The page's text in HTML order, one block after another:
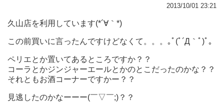
2013/10/01 23:21
久山店を利用しています(*´∀｀*)
この前買いに言ったんですけどなくて。。。｡ﾟ(ﾟ´Д｀ﾟ)ﾟ｡
ペリエとか置いてあるところですか？？
コーラとかジンジャーエールとかのとこだったのかな？？
それともお酒コーナーですかー？？
見逃したのかなーーー(￣▽￣;)？？